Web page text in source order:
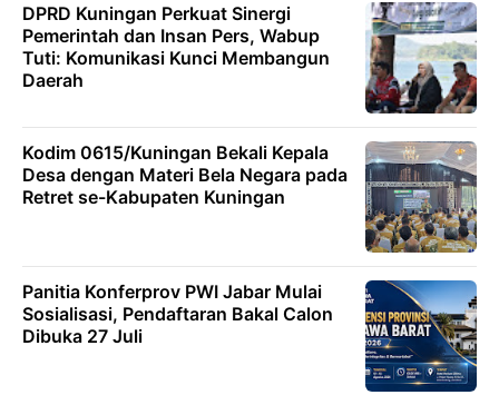
DPRD Kuningan Perkuat Sinergi
Pemerintah dan Insan Pers, Wabup
Tuti: Komunikasi Kunci Membangun
Daerah
Kodim 0615/Kuningan Bekali Kepala
Desa dengan Materi Bela Negara pada
Retret se-Kabupaten Kuningan
Panitia Konferprov PWI Jabar Mulai
Sosialisasi, Pendaftaran Bakal Calon
Dibuka 27 Juli